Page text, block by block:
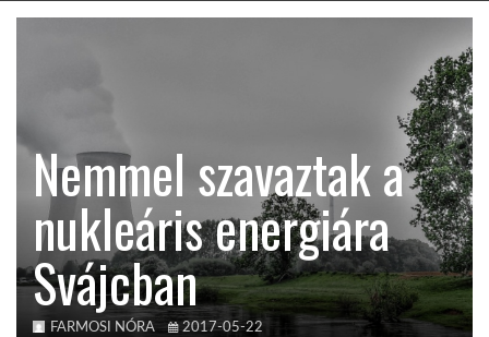
AUSZTRÁLIA
A VILÁG ITTHON
Nemmel szavaztak a
nukleáris energiára
Svájcban
FARMOSI NÓRA 2017-05-22